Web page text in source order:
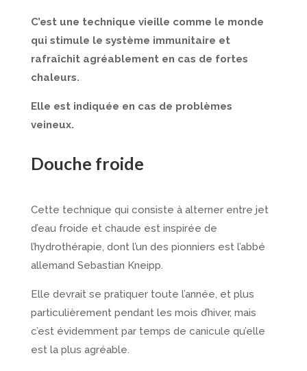
C’est une technique vieille comme le monde
qui stimule le système immunitaire et
rafraîchit agréablement en cas de fortes
chaleurs.
Elle est indiquée en cas de problèmes
veineux.
Douche froide
Cette technique qui consiste à alterner entre jet
d’eau froide et chaude est inspirée de
l’hydrothérapie, dont l’un des pionniers est l’abbé
allemand Sebastian Kneipp.
Elle devrait se pratiquer toute l’année, et plus
particulièrement pendant les mois d’hiver, mais
c’est évidemment par temps de canicule qu’elle
est la plus agréable.